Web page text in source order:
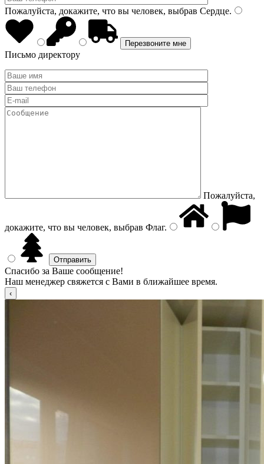
Пожалуйста, докажите, что вы человек, выбрав Сердце.
Письмо директору
Пожалуйста,
докажите, что вы человек, выбрав Флаг.
Спасибо за Ваше сообщение!
Наш менеджер свяжется с Вами в ближайшее время.